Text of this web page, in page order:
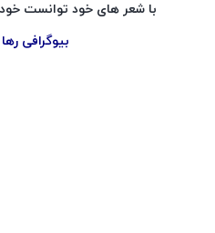
با شعر های خود توانست
بیوگرافی